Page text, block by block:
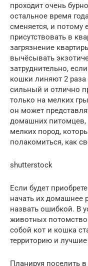
проходит очень
остальное время
сменяется, и потому
присутствовать в
загрязнение
вычёсывать
затруднительно,
кошки линяют 2 раза
сильный и отлично
только на мелких
он может
домашних питомцев,
мелких пород,
полакомиться, как
shutterstock
Если будет
начать их домашнее
назвать ошибкой. В
животных
собой кот и кошка
территорию и
Планируя поселить